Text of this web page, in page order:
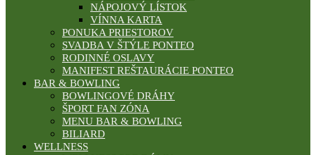
NÁPOJOVÝ LÍSTOK
VÍNNA KARTA
PONUKA PRIESTOROV
SVADBA V ŠTÝLE PONTEO
RODINNÉ OSLAVY
MANIFEST REŠTAURÁCIE PONTEO
BAR & BOWLING
BOWLINGOVÉ DRÁHY
ŠPORT FAN ZÓNA
MENU BAR & BOWLING
BILIARD
WELLNESS